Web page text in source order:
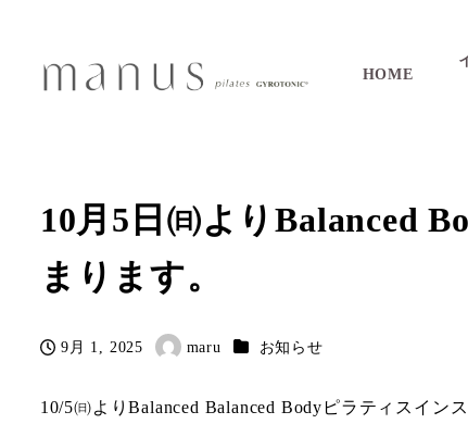
HOME
10月5日㈰よりBalanced
まります。
投稿日
9月 1, 2025
著
maru カテゴリー
お知らせ
10/5㈰よりBalanced Balanced Bodyピラティスイン